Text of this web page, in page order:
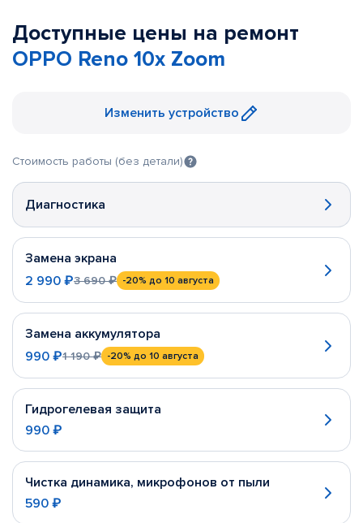
Доступные цены на ремонт
OPPO Reno 10x Zoom
Изменить устройство
Стоимость работы (без детали)
Диагностика
Замена экрана
2 990 ₽3 690 ₽ -20% до 10 августа
Замена аккумулятора
990 ₽1 190 ₽ -20% до 10 августа
Гидрогелевая защита
990 ₽
Чистка динамика, микрофонов от пыли
590 ₽